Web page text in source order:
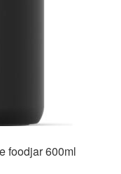
foodjar 600ml